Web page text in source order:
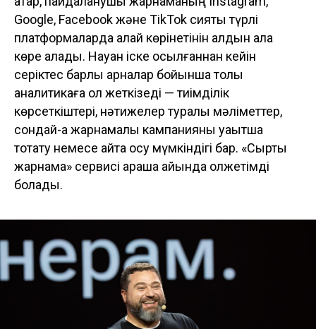
Google, Facebook және TikTok сияқты түрлі
платформаларда қалай көрінетінін алдын ала
көре алады. Науқан іске қосылғаннан кейін
серіктес барлық арналар бойынша толық
аналитикаға қол жеткізеді — тиімділік
көрсеткіштері, нәтижелер туралы мәліметтер,
сондай-ақ жарнамалық кампанияны уақытша
тоқтату немесе қайта қосу мүмкіндігі бар. «Сыртқы
жарнама» сервисі қараша айында қолжетімді
болады.